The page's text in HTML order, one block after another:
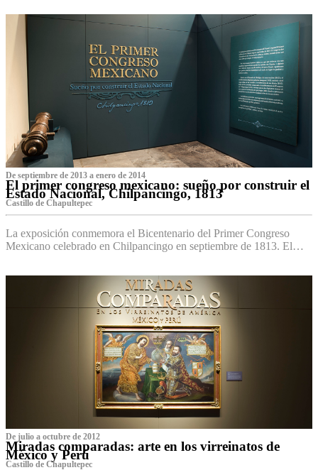
De septiembre de 2013 a enero de 2014
El primer congreso mexicano: sueño por construir el
Estado Nacional, Chilpancingo, 1813
Castillo de Chapultepec
La exposición conmemora el Bicentenario del Primer Congreso
Mexicano celebrado en Chilpancingo en septiembre de 1813. El…
De julio a octubre de 2012
Miradas comparadas: arte en los virreinatos de
México y Perú
Castillo de Chapultepec